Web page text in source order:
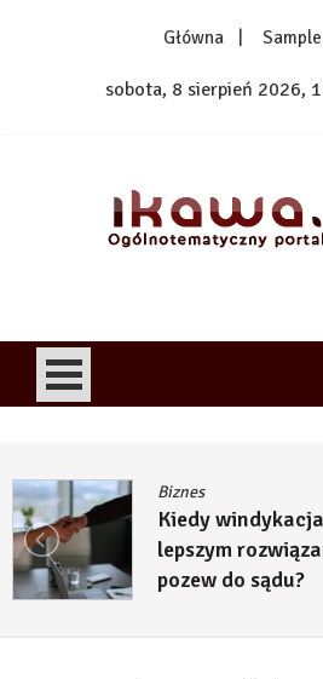
Główna
sobota, 8 sierpień 2026,
Biznes
Kiedy
lepszym
pozew do sądu?